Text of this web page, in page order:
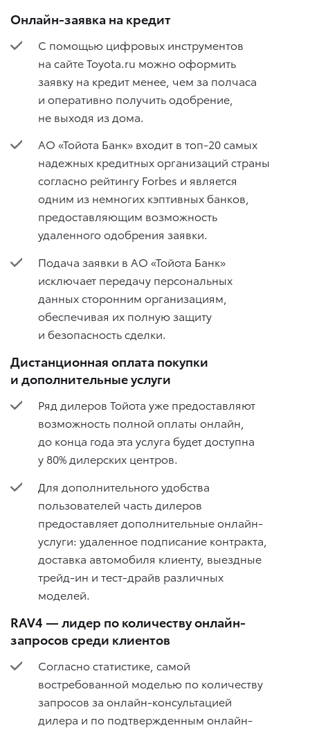
Онлайн-заявка на кредит
С помощью цифровых инструментов
на сайте Toyota.ru можно оформить
заявку на кредит менее, чем за полчаса
и оперативно получить одобрение,
не выходя из дома.
АО «Тойота Банк» входит в топ-20 самых
надежных кредитных организаций страны
согласно рейтингу Forbes и является
одним из немногих кэптивных банков,
предоставляющим возможность
удаленного одобрения заявки.
Подача заявки в АО «Тойота Банк»
исключает передачу персональных
данных сторонним организациям,
обеспечивая их полную защиту
и безопасность сделки.
Дистанционная оплата покупки
и дополнительные услуги
Ряд дилеров Тойота уже предоставляют
возможность полной оплаты онлайн,
до конца года эта услуга будет доступна
у 80% дилерских центров.
Для дополнительного удобства
пользователей часть дилеров
предоставляет дополнительные онлайн-
услуги: удаленное подписание контракта,
доставка автомобиля клиенту, выездные
трейд-ин и тест-драйв различных
моделей.
RAV4 — лидер по количеству онлайн-
запросов среди клиентов
Согласно статистике, самой
востребованной моделью по количеству
запросов за онлайн-консультацией
дилера и по подтвержденным онлайн-